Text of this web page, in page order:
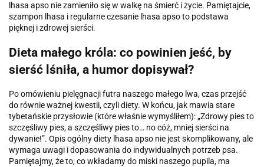
lhasa apso nie zamieniło się w walkę na śmierć i życie. Pamiętajcie,
szampon lhasa i regularne czesanie lhasa apso to podstawa
pięknej i zdrowej sierści.
Dieta małego króla: co powinien jeść, by
sierść lśniła, a humor dopisywał?
Po omówieniu pielęgnacji futra naszego małego lwa, czas przejść
do równie ważnej kwestii, czyli diety. W końcu, jak mawia stare
tybetańskie przysłowie (które właśnie wymyśliłem): „Zdrowy pies to
szczęśliwy pies, a szczęśliwy pies to… no cóż, mniej sierści na
dywanie!”. Opis ogólny diety lhasa apso nie jest skomplikowany, ale
wymaga uwagi i dopasowania do indywidualnych potrzeb psa.
Pamiętajmy, że to, co wkładamy do miski naszego pupila, ma